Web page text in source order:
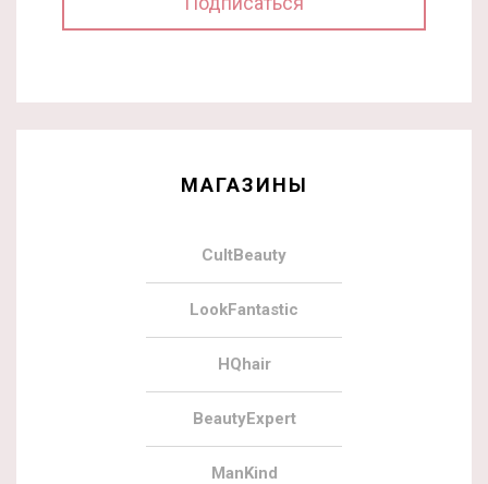
МАГАЗИНЫ
CultBeauty
LookFantastic
HQhair
BeautyExpert
ManKind